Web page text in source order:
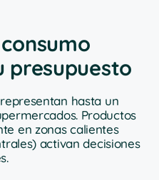
presupuesto
hasta un
Productos
en zonas calientes
activan decisiones